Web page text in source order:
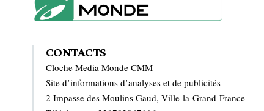
CONTACTS
Cloche Media Monde CMM
Site d’informations d’analyses et de publicités
2 Impasse des Moulins Gaud, Ville-la-Grand France